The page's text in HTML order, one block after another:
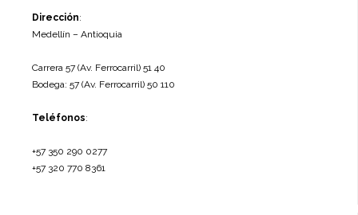
Dirección:
Medellín – Antioquia
Carrera 57 (Av. Ferrocarril) 51 40
Bodega: 57 (Av. Ferrocarril) 50 110
Teléfonos:
+57 350 290 0277
+57 320 770 8361